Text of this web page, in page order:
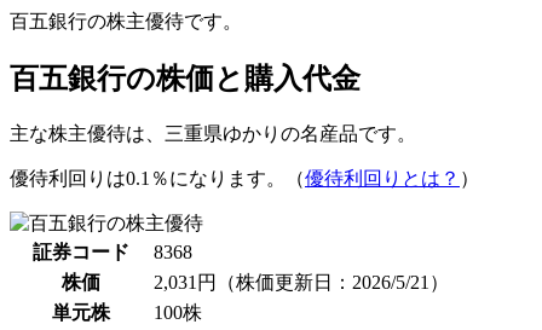
百五銀行の株主優待です。
百五銀行の株価と購入代金
主な株主優待は、 三重県ゆかりの名産品です。
優待利回りは0.1％になります。（優待利回りとは？ ）
証券コード
8368
株価
2,031円
（株価更新日：2026/5/21）
単元株
100株